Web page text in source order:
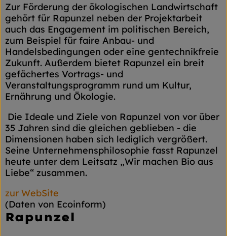
Zur Förderung der ökologischen Landwirtschaft
gehört für Rapunzel neben der Projektarbeit
auch das Engagement im politischen Bereich,
zum Beispiel für faire Anbau- und
Handelsbedingungen oder eine gentechnikfreie
Zukunft. Außerdem bietet Rapunzel ein breit
gefächertes Vortrags- und
Veranstaltungsprogramm rund um Kultur,
Ernährung und Ökologie.
Die Ideale und Ziele von Rapunzel von vor über
35 Jahren sind die gleichen geblieben - die
Dimensionen haben sich lediglich vergrößert.
Seine Unternehmensphilosophie fasst Rapunzel
heute unter dem Leitsatz „Wir machen Bio aus
Liebe“ zusammen.
zur WebSite
(Daten von Ecoinform)
Rapunzel